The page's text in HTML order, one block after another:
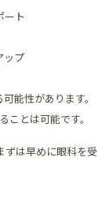
ート
ップ
能性があります。
とは可能です。
ずは早めに眼科を受